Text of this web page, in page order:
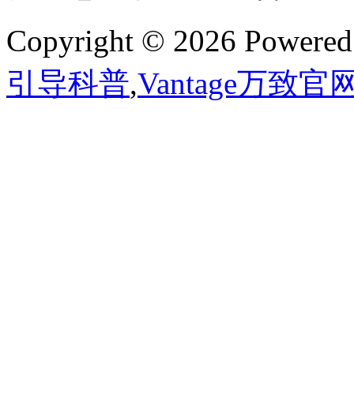
Copyright © 2026
引导科普,Vantage万致官